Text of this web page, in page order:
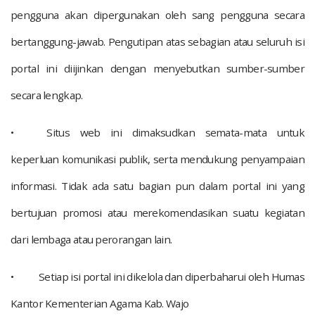
pengguna akan dipergunakan oleh sang pengguna secara
bertanggung-jawab. Pengutipan atas sebagian atau seluruh isi
portal ini diijinkan dengan menyebutkan sumber-sumber
secara lengkap.
•
Situs web ini dimaksudkan semata-mata untuk
keperluan komunikasi publik, serta mendukung penyampaian
informasi. Tidak ada satu bagian pun dalam portal ini yang
bertujuan promosi atau merekomendasikan suatu kegiatan
dari lembaga atau perorangan lain.
•
Setiap isi portal ini dikelola dan diperbaharui oleh Humas
Kantor Kementerian Agama Kab. Wajo